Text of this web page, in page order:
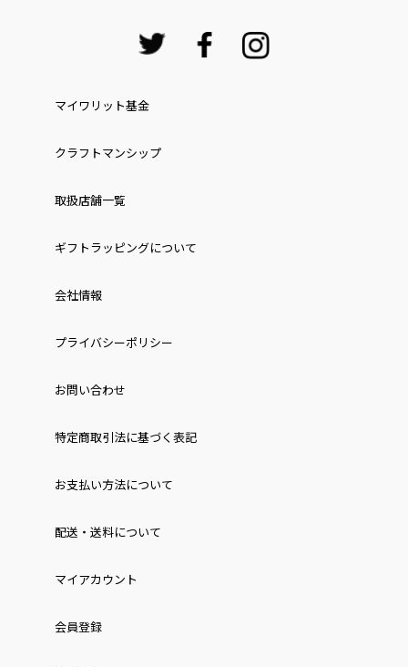
マイワリット基金
クラフトマンシップ
取扱店舗一覧
ギフトラッピングについて
会社情報
プライバシーポリシー
お問い合わせ
特定商取引法に基づく表記
お⽀払い⽅法について
配送・送料について
マイアカウント
会員登録